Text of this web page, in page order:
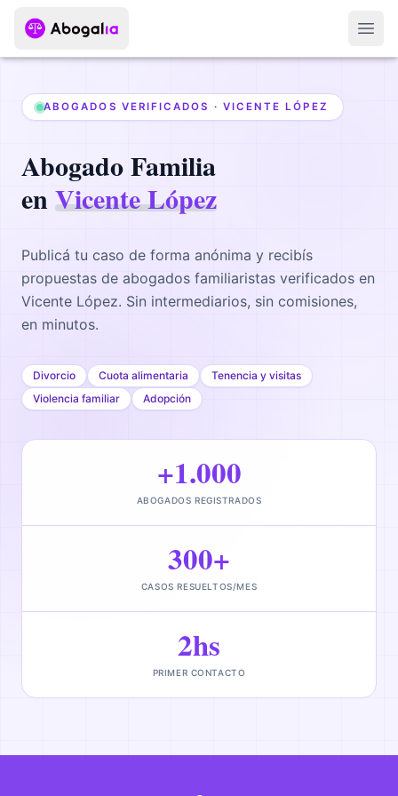
ABOGADOS VERIFICADOS · VICENTE LÓPEZ
AbogadoFamilia
enVicente López
Publicá tu caso de forma anónima y recibís
propuestas de abogados familiaristas verificados en
Vicente López. Sin intermediarios, sin comisiones,
en minutos.
Divorcio Cuota alimentaria
Tenencia y visitas
Violencia familiar
Adopción
+1.000
ABOGADOS REGISTRADOS
300+
CASOS RESUELTOS/MES
2hs
PRIMER CONTACTO